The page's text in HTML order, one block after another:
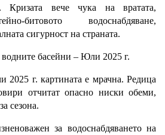
Кризата вече чука на вратата,
битовото водоснабдяване,
сигурност на страната.
басейни – Юли 2025 г.
г. картината е мрачна. Редица
отчитат опасно ниски обеми,
сезона.
за водоснабдяването на